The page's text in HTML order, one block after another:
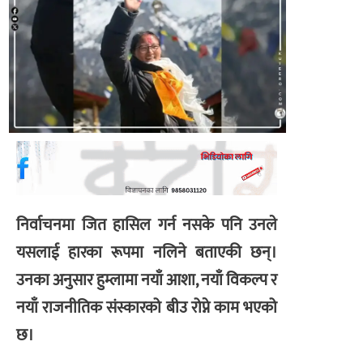
निर्वाचनमा जित हासिल गर्न नसके पनि उनले
यसलाई हारका रूपमा नलिने बताएकी छन्।
उनका अनुसार हुम्लामा नयाँ आशा, नयाँ विकल्प र
नयाँ राजनीतिक संस्कारको बीउ रोप्ने काम भएको
छ।